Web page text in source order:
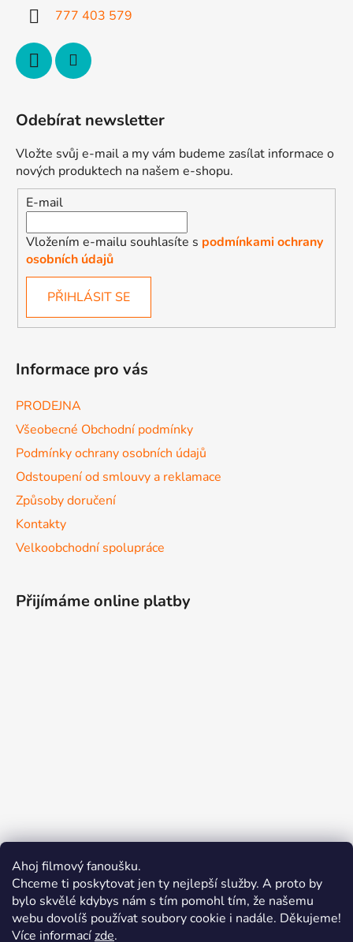
Ahoj filmový fanoušku.
Chceme ti poskytovat jen ty nejlepší služby. A proto by
bylo skvělé kdybys nám s tím pomohl tím, že našemu
webu dovolíš používat soubory cookie i nadále. Děkujeme!
Více informacízde.
777 403 579
Odebírat newsletter
Vložte svůj e-mail a my vám budeme zasílat informace o
nových produktech na našem e-shopu.
E-mail
Vložením e-mailu souhlasíte s podmínkami ochrany
osobních údajů
PŘIHLÁSIT SE
Informace pro vás
PRODEJNA
Všeobecné Obchodní podmínky
Podmínky ochrany osobních údajů
Odstoupení od smlouvy a reklamace
Způsoby doručení
Kontakty
Velkoobchodní spolupráce
Přijímáme online platby